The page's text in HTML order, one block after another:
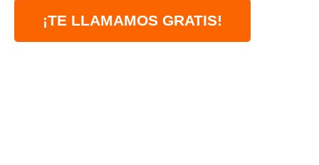
¡TE LLAMAMOS GRATIS!